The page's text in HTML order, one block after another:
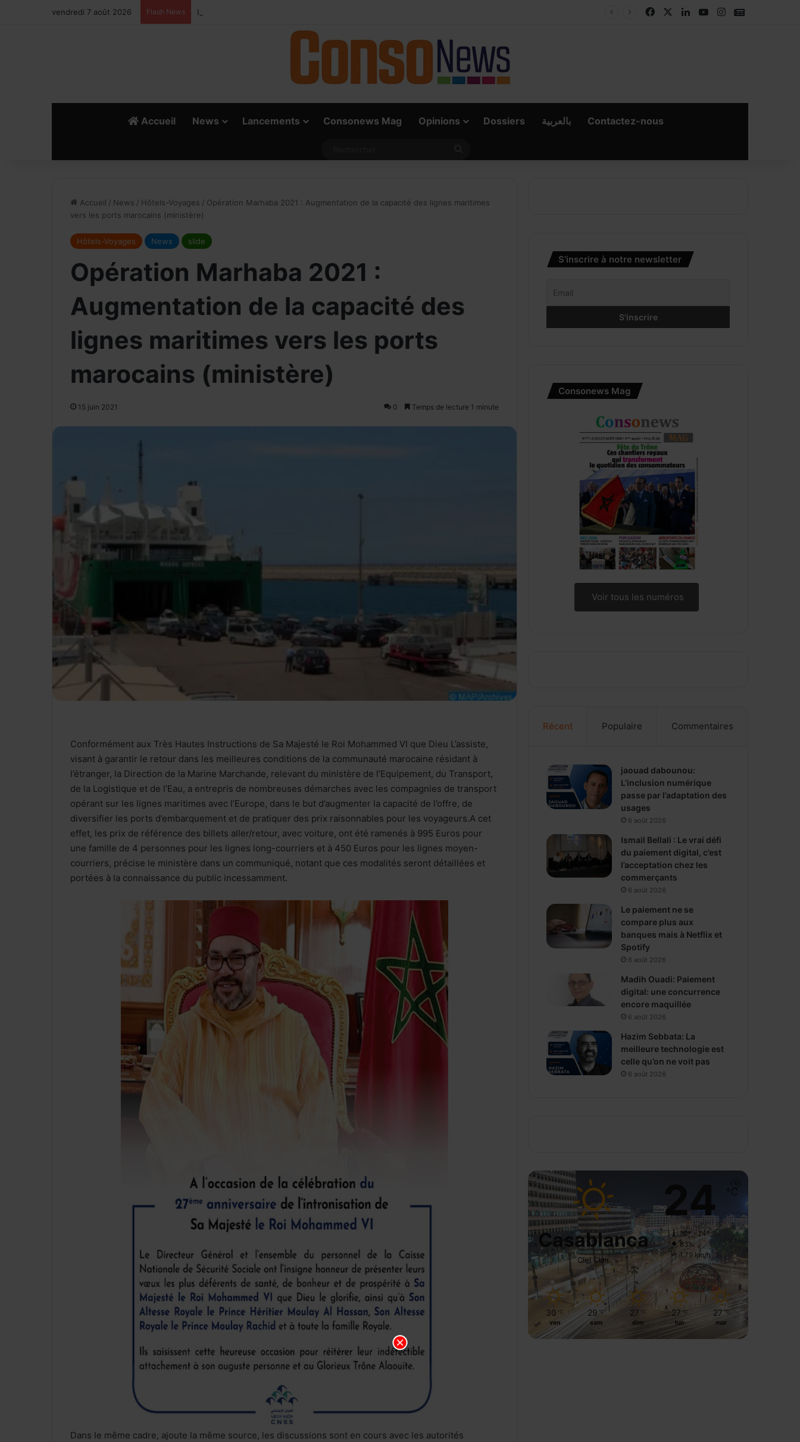
vendredi 7 août 2026 Flash News Ismail Bellali : Le vrai défi du paiement digital, c’est l’acceptation chez les commerçants FacebookLinkedinYouTubeInstagram
Accueil News Lancements Consonews Mag Opinions Dossiers بالعربية Contactez-nous
Accueil / News / Hôtels-Voyages / Opération Marhaba 2021 : Augmentation de la capacité des lignes maritimes
vers les ports marocains (ministère)
Hôtels-Voyages News slide
Opération Marhaba 2021 :
Augmentation de la capacité des
lignes maritimes vers les ports
marocains (ministère)
15 juin 2021 0 Temps de lecture 1 minute
Conformément aux Très Hautes Instructions de Sa Majesté le Roi Mohammed VI que Dieu L’assiste,
visant à garantir le retour dans les meilleures conditions de la communauté marocaine résidant à
l’étranger, la Direction de la Marine Marchande, relevant du ministère de l’Equipement, du Transport,
de la Logistique et de l’Eau, a entrepris de nombreuses démarches avec les compagnies de transport
opérant sur les lignes maritimes avec l’Europe, dans le but d’augmenter la capacité de l’offre, de
diversifier les ports d’embarquement et de pratiquer des prix raisonnables pour les voyageurs.A cet
effet, les prix de référence des billets aller/retour, avec voiture, ont été ramenés à 995 Euros pour
une famille de 4 personnes pour les lignes long-courriers et à 450 Euros pour les lignes moyen-
courriers, précise le ministère dans un communiqué, notant que ces modalités seront détaillées et
portées à la connaissance du public incessamment.
Dans le même cadre, ajoute la même source, les discussions sont en cours avec les autorités
S’inscrire à notre newsletter
Consonews Mag
Voir tous les numéros
Récent Populaire Commentaires
jaouad dabounou:
L’inclusion numérique
passe par l’adaptation des
usages
6 août 2026
Ismail Bellali : Le vrai défi
du paiement digital, c’est
l’acceptation chez les
commerçants
6 août 2026
Le paiement ne se
compare plus aux
banques mais à Netflix et
Spotify
6 août 2026
Madih Ouadi: Paiement
digital: une concurrence
encore maquillée
6 août 2026
Hazim Sebbata: La
meilleure technologie est
celle qu’on ne voit pas
6 août 2026
Casablanca
Ciel Clair
24 ℃
30º - 24º
83%
1.79 km/h
30 ℃
ven
29 ℃
sam
27 ℃
dim
27 ℃
lun
27 ℃
mar
×
Recevoir notre Newsletter